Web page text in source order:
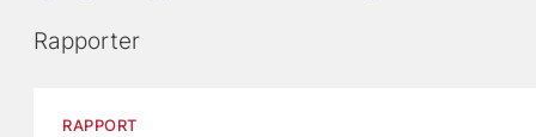
Rapporter
RAPPORT